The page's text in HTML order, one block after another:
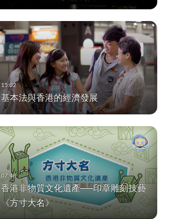
基本法與香港的經濟發展
香港非物質文化遺產──印章雕刻技藝
《方寸大名》